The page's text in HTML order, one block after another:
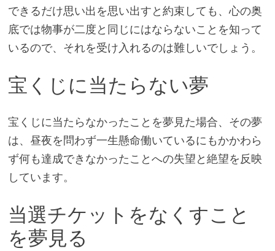
できるだけ思い出を思い出すと約束しても、心の奥
底では物事が二度と同じにはならないことを知って
いるので、それを受け入れるのは難しいでしょう。
宝くじに当たらない夢
宝くじに当たらなかったことを夢見た場合、その夢
は、昼夜を問わず一生懸命働いているにもかかわら
ず何も達成できなかったことへの失望と絶望を反映
しています。
当選チケットをなくすこと
を夢見る